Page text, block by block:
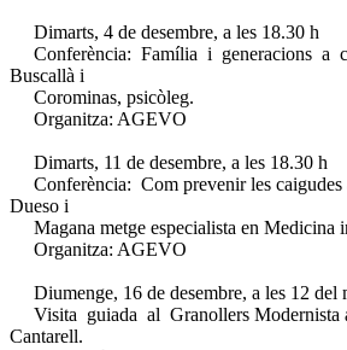
Dimarts, 4 de desembre, a les 18.30 h
Conferència: Família i generacions a
Buscallà i
Corominas, psicòleg.
Organitza: AGEVO
Dimarts, 11 de desembre, a les 18.30 h
Conferència: Com prevenir les caigudes
Dueso i
Magana metge especialista en Medicina
Organitza: AGEVO
Diumenge, 16 de desembre, a les 12 del
Visita guiada al Granollers Modernista
Cantarell.